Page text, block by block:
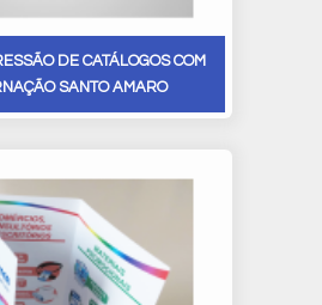
DE CATÁLOGOS COM
SANTO AMARO